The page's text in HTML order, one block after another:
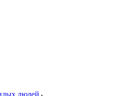
людей